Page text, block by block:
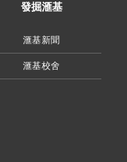
發掘滙基
滙基新聞
滙基校舍